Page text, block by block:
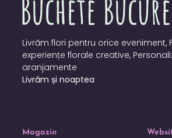
Livrăm flori pentru orice eveniment,
experiențe florale creative,
aranjamente
Livrăm și noaptea
Magazin